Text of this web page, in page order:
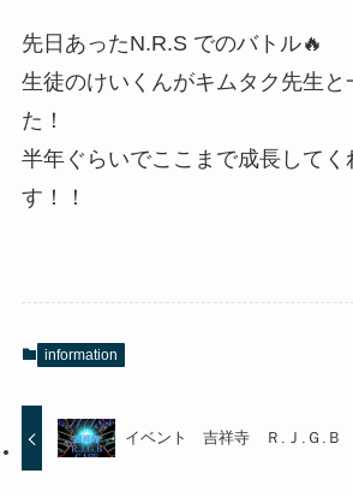
先日あったN.R.S でのバトル🔥
生徒のけいくんがキムタク先生と
た！
半年ぐらいでここまで成長してく
す！！
information
イベント 吉祥寺 Ｒ.Ｊ.Ｇ.Ｂ